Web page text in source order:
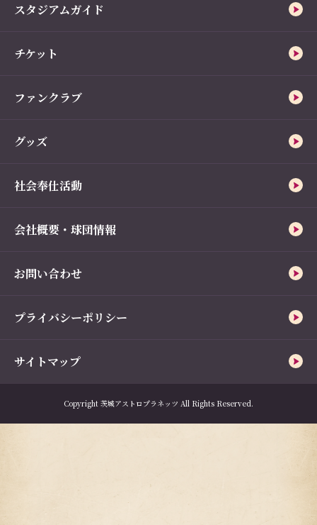
スタジアムガイド
チケット
ファンクラブ
グッズ
社会奉仕活動
会社概要・球団情報
お問い合わせ
プライバシーポリシー
サイトマップ
Copyright 茨城アストロプラネッツ All Rights Reserved.